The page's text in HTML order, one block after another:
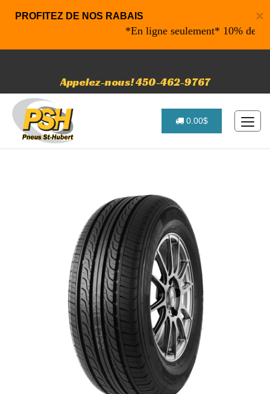
×
PROFITEZ DE NOS RABAIS
*En ligne seulement* 10% de
Appelez-nous! 450-462-9767
0.00$